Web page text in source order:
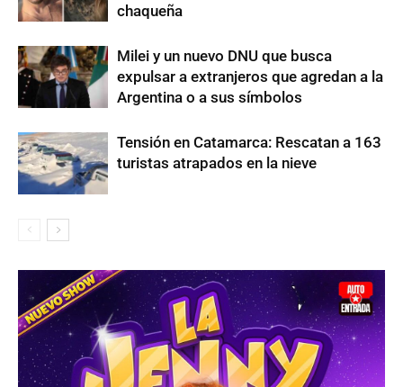
chaqueña
Milei y un nuevo DNU que busca
expulsar a extranjeros que agredan a la
Argentina o a sus símbolos
Tensión en Catamarca: Rescatan a 163
turistas atrapados en la nieve